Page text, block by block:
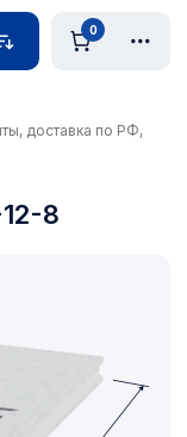
0
доставка по РФ,
8